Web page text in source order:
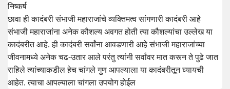
निष्कर्ष
छावा ही कादंबरी संभाजी महाराजांचे व्यक्तिमत्व सांगणारी कादंबरी आहे
संभाजी महाराजांना अनेक कौशल्य अवगत होती त्या कौशल्यांचा उल्लेख या
कादंबरीत आहे. ही कादंबरी सर्वांना आवडणारी आहे संभाजी महाराजांच्या
जीवनामध्ये अनेक चढ-उतार आले परंतु त्यांनी सर्वांवर मात करून ते पुढे जात
राहिले त्यांच्याकडील हेच चांगले गुण आपल्याला या कादंबरीतून घ्यायची
आहेत. त्याचा आपल्याला चांगला उपयोग होईल